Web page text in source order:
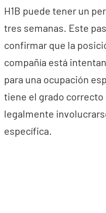
H1B puede tener un
tres semanas. Este
confirmar que la
compañía está
para una ocupación
tiene el grado
legalmente
específica.